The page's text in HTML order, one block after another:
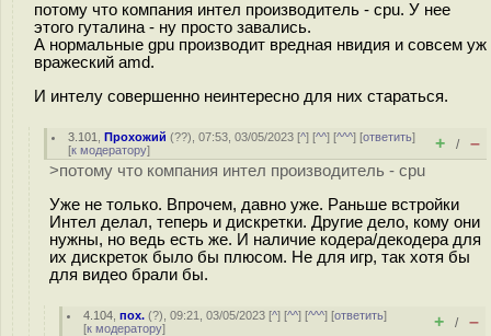
потому что компания интел производитель - cpu. У нее
этого гуталина - ну просто завались.
А нормальные gpu производит вредная нвидия и совсем уж
вражеский amd.
И интелу совершенно неинтересно для них стараться.
3.101 ,Прохожий (??), 07:53, 03/05/2023 [^] [^^] [^^^] [ответить]
[к модератору] + / –
>потому что компания интел производитель - cpu
Уже не только. Впрочем, давно уже. Раньше встройки
Интел делал, теперь и дискретки. Другие дело, кому они
нужны, но ведь есть же. И наличие кодера/декодера для
их дискреток было бы плюсом. Не для игр, так хотя бы
для видео брали бы.
4.104 ,пох. (?), 09:21, 03/05/2023 [^] [^^] [^^^] [ответить]
[к модератору] + / –